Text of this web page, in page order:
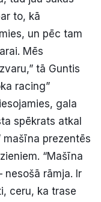
to, kā
un pēc tam
Mēs
tā Guntis
racing”
gala
spēkrats atkal
mašīna prezentēs
“Mašīna
nesošā rāmja. Ir
ceru, ka trase